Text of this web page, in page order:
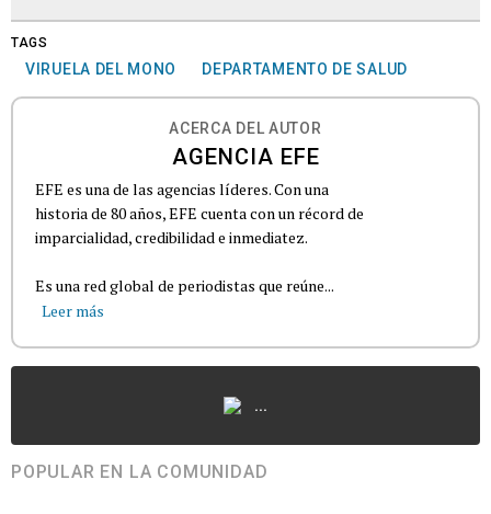
TAGS
VIRUELA DEL MONO DEPARTAMENTO DE SALUD
ACERCA DEL AUTOR
AGENCIA EFE
EFE es una de las agencias líderes. Con una
historia de 80 años, EFE cuenta con un récord de
imparcialidad, credibilidad e inmediatez.
Es una red global de periodistas que reúne...
Leer más
...
POPULAR EN LA COMUNIDAD